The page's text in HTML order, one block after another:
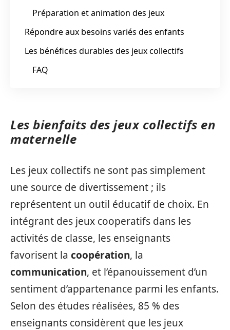
Préparation et animation des jeux
Répondre aux besoins variés des enfants
Les bénéfices durables des jeux collectifs
FAQ
Les bienfaits des jeux collectifs en
maternelle
Les jeux collectifs ne sont pas simplement
une source de divertissement ; ils
représentent un outil éducatif de choix. En
intégrant des jeux cooperatifs dans les
activités de classe, les enseignants
favorisent la coopération, la
communication, et l’épanouissement d’un
sentiment d’appartenance parmi les enfants.
Selon des études réalisées, 85 % des
enseignants considèrent que les jeux